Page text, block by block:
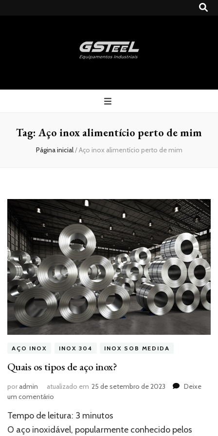
Gsteel
Tag: Aço inox alimentício perto de mim
Página inicial/Aço inox alimentício perto de mim
AÇO INOX INOX 304 INOX SOB MEDIDA
Quais os tipos de aço inox?
poradmin atualizado em 25 de setembro de 2023
Deixe
um comentário
os
tipos
Tempo de leitura: 3 minutos
O aço inoxidável, popularmente conhecido pelos